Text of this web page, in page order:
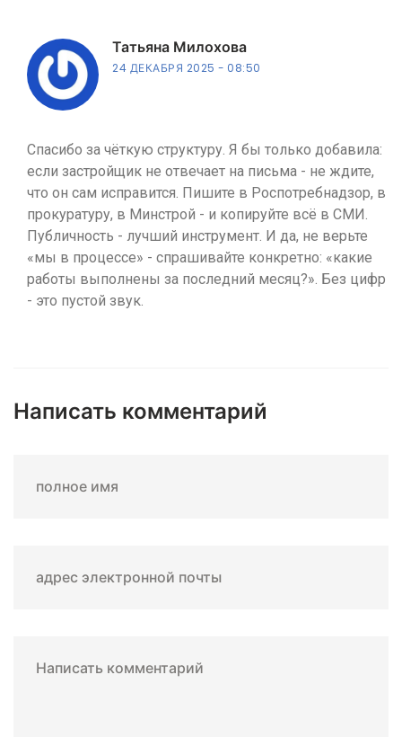
Татьяна Милохова
24 ДЕКАБРЯ 2025 08:50
Спасибо за чёткую структуру. Я бы только добавила:
если застройщик не отвечает на письма - не ждите,
что он сам исправится. Пишите в Роспотребнадзор, в
прокуратуру, в Минстрой - и копируйте всё в СМИ.
Публичность - лучший инструмент. И да, не верьте
«мы в процессе» - спрашивайте конкретно: «какие
работы выполнены за последний месяц?». Без цифр
- это пустой звук.
Написать комментарий
полное имя
адрес электронной почты
Написать комментарий